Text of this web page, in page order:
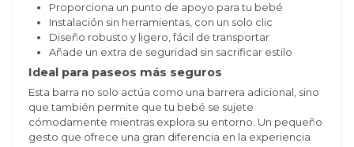
Proporciona un punto de apoyo para tu bebé
Instalación sin herramientas, con un solo clic
Diseño robusto y ligero, fácil de transportar
Añade un extra de seguridad sin sacrificar estilo
Ideal para paseos más seguros
Esta barra no solo actúa como una barrera adicional, sino
que también permite que tu bebé se sujete
cómodamente mientras explora su entorno. Un pequeño
gesto que ofrece una gran diferencia en la experiencia